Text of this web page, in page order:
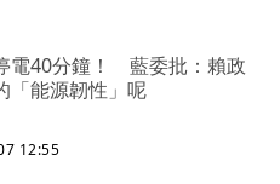
電40分鐘！ 藍委批：賴政
「能源韌性」呢
12:55